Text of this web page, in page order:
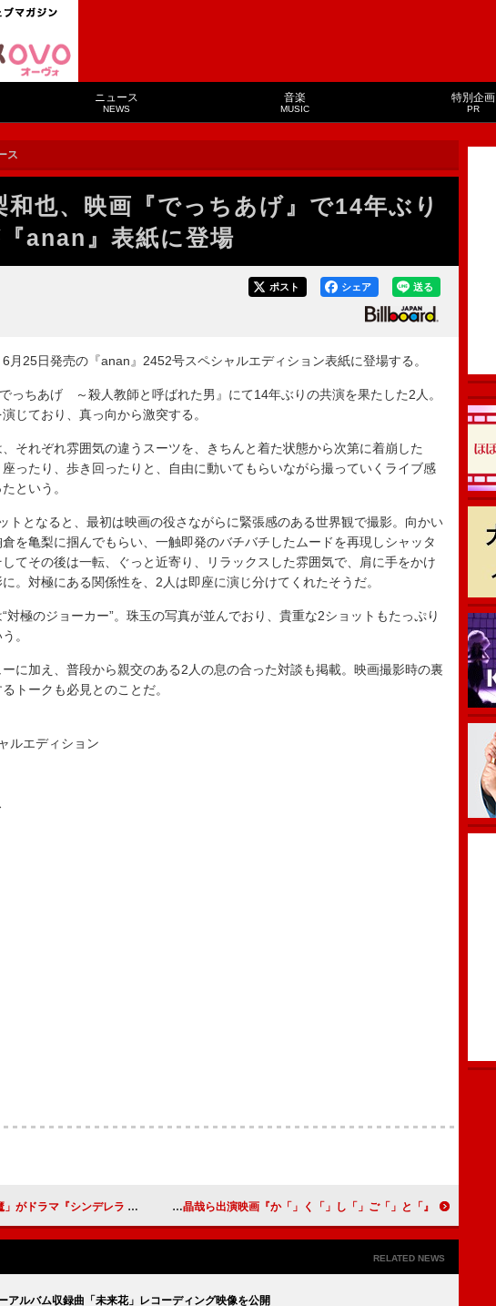
ニュース
NEWS
音楽
MUSIC
特別企画
PR
ス
和也、映画『でっちあげ』で14年ぶり
anan』表紙に登場
送る
シェア
ポスト
25日発売の『anan』2452号スペシャルエディション表紙に登場する。
っちあげ ～殺人教師と呼ばれた男』にて14年ぶりの共演を果たした2人。
じており、真っ向から激突する。
それぞれ雰囲気の違うスーツを、きちんと着た状態から次第に着崩した
ったり、歩き回ったりと、自由に動いてもらいながら撮っていくライブ感
という。
トとなると、最初は映画の役さながらに緊張感のある世界観で撮影。向かい
を亀梨に掴んでもらい、一触即発のバチバチしたムードを再現しシャッタ
てその後は一転、ぐっと近寄り、リラックスした雰囲気で、肩に手をかけ
。対極にある関係性を、2人は即座に演じ分けてくれたそうだ。
極のジョーカー”。珠玉の写真が並んでおり、貴重な2ショットもたっぷり
。
に加え、普段から親交のある2人の息の合った対談も掲載。映画撮影時の裏
トークも必見とのことだ。
ルエディション
ンデレラ クロゼット』主題歌に決定 登校シーンの映像解禁、奥平大兼／出口夏希／佐野晶哉ら出演映画『か「」く「」し「」ご「」と「』
RELATED NEWS
アルバム収録曲「未来花」レコーディング映像を公開